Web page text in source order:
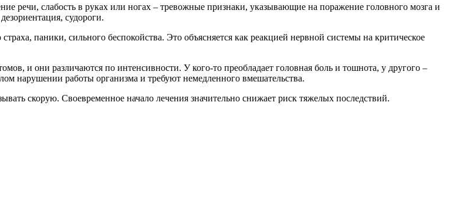
речи, слабость в руках или ногах – тревожные признаки, указывающие на поражение головного мозга и
судороги.
паники, сильного беспокойства. Это объясняется как реакцией нервной системы на критическое
и они различаются по интенсивности. У кого-то преобладает головная боль и тошнота, у другого –
нарушении работы организма и требуют немедленного вмешательства.
скорую. Своевременное начало лечения значительно снижает риск тяжелых последствий.